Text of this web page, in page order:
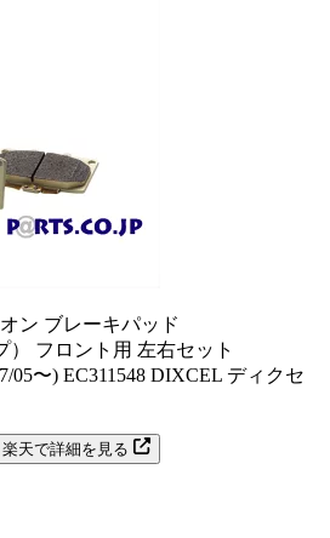
ン ブレーキパッド
） フロント用 左右セット
05〜) EC311548 DIXCEL ディクセ
楽天で詳細を見る